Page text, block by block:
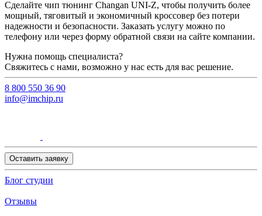
Сделайте чип тюнинг Changan UNI-Z, чтобы получить более
мощный, тяговитый и экономичный кроссовер без потери
надежности и безопасности. Заказать услугу можно по
телефону или через форму обратной связи на сайте компании.
Нужна помощь специалиста?
Свяжитесь с нами, возможно у нас есть для вас решение.
8 800 550 36 90
info@imchip.ru
Оставить заявку
Блог студии
Отзывы